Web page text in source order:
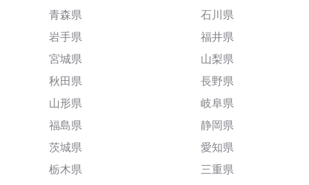
青森県
岩手県
宮城県
秋田県
山形県
福島県
茨城県
栃木県
石川県
福井県
山梨県
長野県
岐阜県
静岡県
愛知県
三重県